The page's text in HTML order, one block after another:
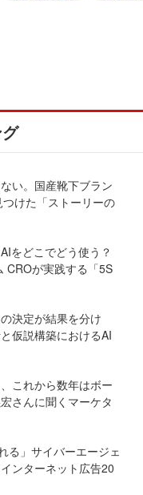
い。国産靴下ブラン
つけた「ストーリーの
をどこでどう使う？
CROが実践する「5S
決定が結果を分け
仮説構築におけるAI
これから数年はボー
さんに聞くマーケタ
る」サイバーエージェ
ンターネット広告20